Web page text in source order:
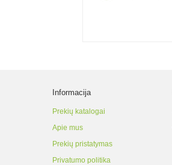
Informacija
Prekių katalogai
Apie mus
Prekių pristatymas
Privatumo politika